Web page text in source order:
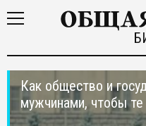
Как общество и
мужчинами, чтобы